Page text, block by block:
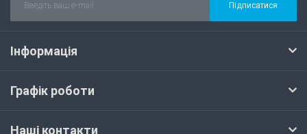
Підписатися
Інформація
Графік роботи
Наші контакти